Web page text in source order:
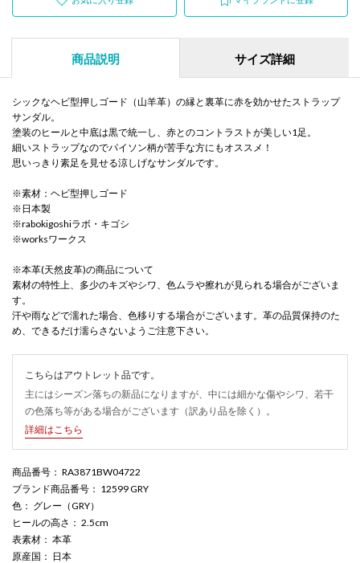
商品説明 サイズ詳細
シックなヘビ型押しゴード（山羊革）の縁と裏革に赤を効かせたストラップ
サンダル。
塗装のヒールと中底は黒で統一し、赤とのコントラストが美しい1足。
細いストラップなのでパイソン柄が苦手な方にもオススメ！
思いっきり素足を見せる涼しげなサンダルです。
※素材：ヘビ型押しゴード
※日本製
※rabokigoshiラボ・キゴシ
※worksワークス
※本革(天然皮革)の商品について
素材の特性上、多少のキズやシワ、色ムラや擦れが見られる場合がございま
す。
汗や雨などで濡れた場合、色移りする場合がございます。革の品質保持のた
め、できるだけ濡らさないようご注意下さい。
こちらはアウトレット品です。
主にはシーズン落ちの新品になりますが、中には細かな傷やシワ、若干
の色落ち等がある場合がございます（訳あり品を除く）。
詳細はこちら
商品番号 ： RA3871BW04722
ブランド商品番号 ： 12599 GRY
色 ： グレー（GRY）
ヒールの高さ ： 2.5cm
表素材 ： 本革
原産国 ： 日本